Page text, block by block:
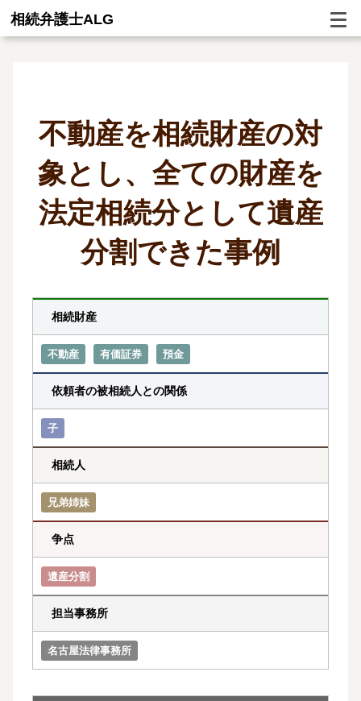
相続弁護士ALG
不動産を相続財産の対
象とし、全ての財産を
法定相続分として遺産
分割できた事例
相続財産
不動産 有価証券 預金
依頼者の被相続人との関係
子
相続人
兄弟姉妹
争点
遺産分割
担当事務所
名古屋法律事務所